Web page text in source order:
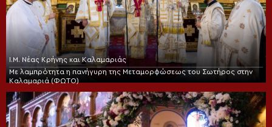
Ι.Μ. Νέας Κρήνης και Καλαμαριάς
Με λαμπρότητα η πανήγυρη της Μεταμορφώσεως του Σωτήρος στην
Καλαμαριά (ΦΩΤΟ)